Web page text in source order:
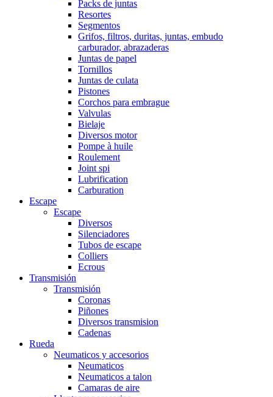
Packs de juntas
Resortes
Segmentos
Grifos, filtros, duritas, juntas, embudo
carburador, abrazaderas
Juntas de papel
Tornillos
Juntas de culata
Pistones
Corchos para embrague
Valvulas
Bielaje
Diversos motor
Pompe à huile
Roulement
Joint spi
Lubrification
Carburation
Escape
Escape
Diversos
Silenciadores
Tubos de escape
Colliers
Ecrous
Transmisión
Transmisión
Coronas
Piñones
Diversos transmision
Cadenas
Rueda
Neumaticos y accesorios
Neumaticos
Neumaticos a talon
Camaras de aire